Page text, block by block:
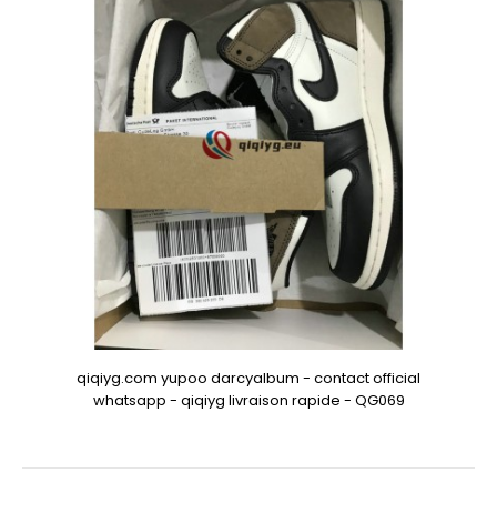
qiqiyg.com yupoo darcyalbum - contact official
whatsapp - qiqiyg livraison rapide - QG069